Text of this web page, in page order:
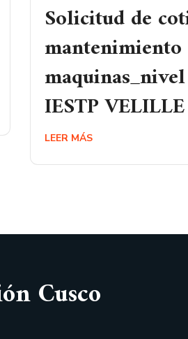
Solicitud de
mantenimiento
IESTP
LEER MÁS
Cusco